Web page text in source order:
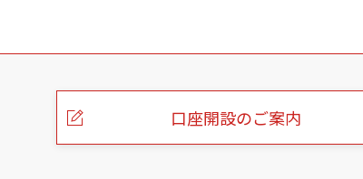
こ
口座開設のご案内